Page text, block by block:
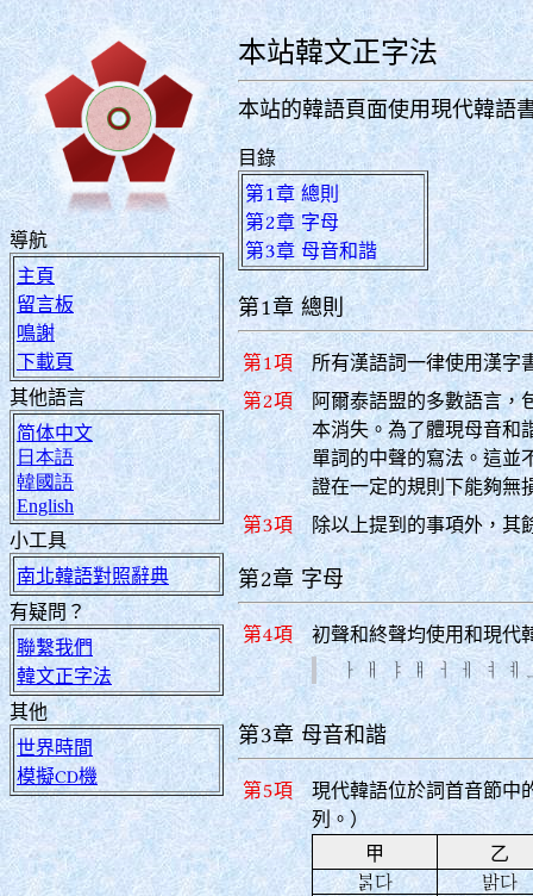
導航
主頁
留言板
鳴謝
下載頁
其他語言
简体中文
日本語
韓國語
English
小工具
南北韓語對照辭典
有疑問？
聯繫我們
韓文正字法
其他
世界時間
模擬CD機
本站韓文正字法
本站的韓語頁面使用現代韓語
目錄
第1章 總則
第2章 字母
第3章 母音和諧
第1章 總則
第1項
所有漢語詞一律使用漢字
第2項
阿爾泰語盟的多數語言，
本消失。為了體現母音和
單詞的中聲的寫法。這並
證在一定的規則下能夠無
第3項
除以上提到的事項外，其
第2章 字母
第4項
初聲和終聲均使用和現代
ㅏ ㅐ ㅑ ㅒ ㅓ ㅔ ㅕ ㅖ
第3章 母音和諧
第5項
現代韓語位於詞首音節中
列。）
甲
乙
󿆑다
밝다